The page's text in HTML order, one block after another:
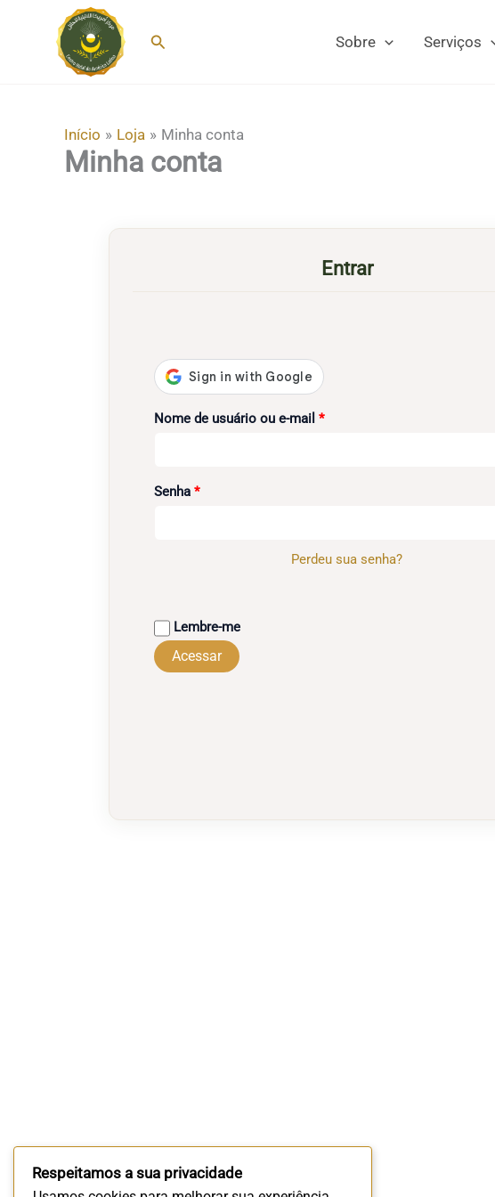
Pesquisar Sobre Serviços
Início Loja Minha conta
Minha conta
Entrar
Nome de usuário ou e-mail *Obrigatório
Senha *Obrigatório
Perdeu sua senha?
Lembre-me
Acessar
Respeitamos a sua privacidade